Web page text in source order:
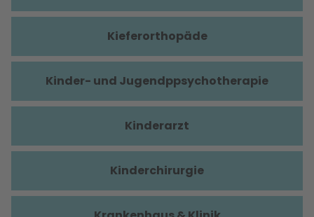
Kieferorthopäde
Kinder- und Jugendppsychotherapie
Kinderarzt
Kinderchirurgie